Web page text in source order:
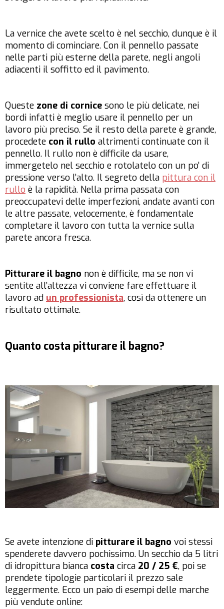
La vernice che avete scelto è nel secchio, dunque è il
momento di cominciare. Con il pennello passate
nelle parti più esterne della parete, negli angoli
adiacenti il soffitto ed il pavimento.
Queste zone di cornice sono le più delicate, nei
bordi infatti è meglio usare il pennello per un
lavoro più preciso. Se il resto della parete è grande,
procedete con il rullo altrimenti continuate con il
pennello. Il rullo non è difficile da usare,
immergetelo nel secchio e rotolatelo con un po’ di
pressione verso l’alto. Il segreto della pittura con il
rullo è la rapidità. Nella prima passata con
preoccupatevi delle imperfezioni, andate avanti con
le altre passate, velocemente, è fondamentale
completare il lavoro con tutta la vernice sulla
parete ancora fresca.
Pitturare il bagno non è difficile, ma se non vi
sentite all’altezza vi conviene fare effettuare il
lavoro ad un professionista, così da ottenere un
risultato ottimale.
Quanto costa pitturare il bagno?
Se avete intenzione di pitturare il bagno voi stessi
spenderete davvero pochissimo. Un secchio da 5 litri
di idropittura bianca costa circa 20 / 25 €, poi se
prendete tipologie particolari il prezzo sale
leggermente. Ecco un paio di esempi delle marche
più vendute online: